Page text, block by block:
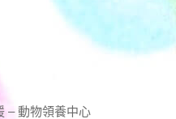
– 動物領養中心